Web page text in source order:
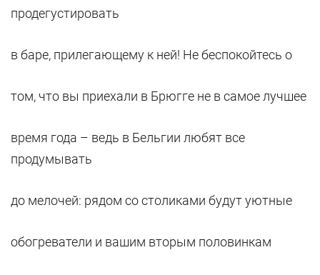
продегустировать
в баре, прилегающему к ней! Не беспокойтесь о
том, что вы приехали в Брюгге не в самое лучшее
время года – ведь в Бельгии любят все
продумывать
до мелочей: рядом со столиками будут уютные
обогреватели и вашим вторым половинкам